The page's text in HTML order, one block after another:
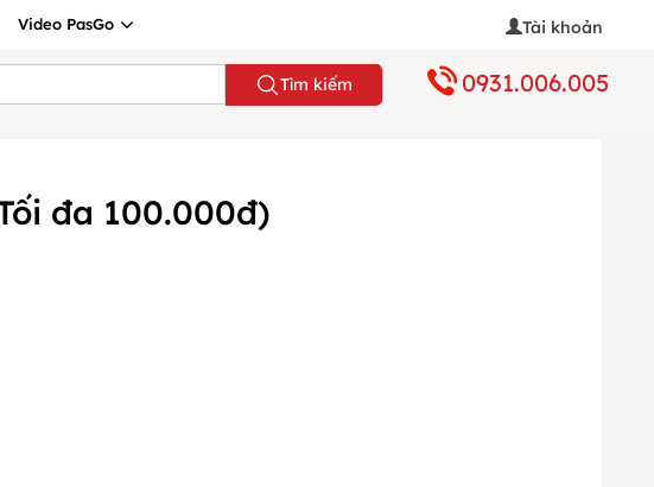
Video PasGo Tài khoản
Tìm kiếm 0931.006.005
đa 100.000đ)